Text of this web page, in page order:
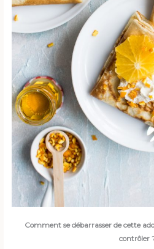
Comment se débarrasser de cette
contrôler